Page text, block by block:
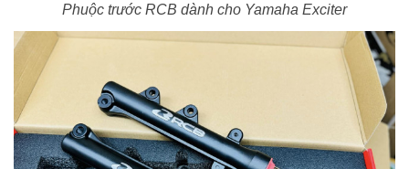
Phuộc trước RCB dành cho Yamaha Exciter